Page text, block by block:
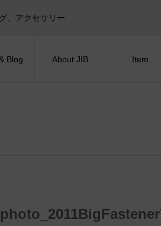
、アクセサリー
Blog About JIB Item